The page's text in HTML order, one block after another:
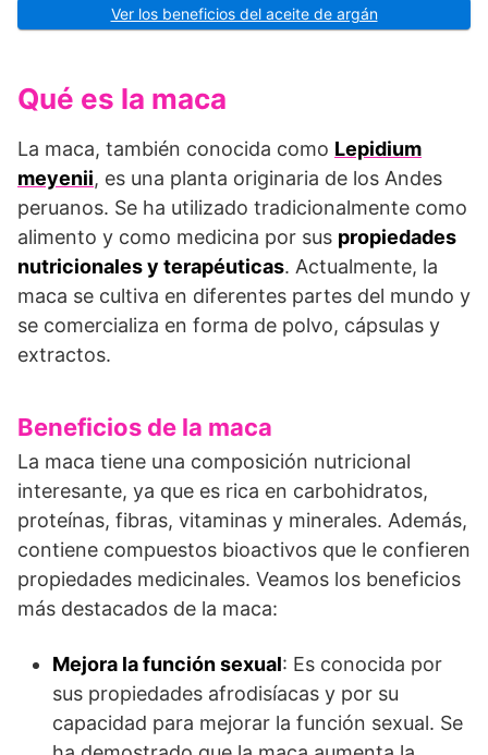
Ver los beneficios del aceite de argán
Qué es la maca
La maca, también conocida como Lepidium
meyenii, es una planta originaria de los Andes
peruanos. Se ha utilizado tradicionalmente como
alimento y como medicina por sus propiedades
nutricionales y terapéuticas. Actualmente, la
maca se cultiva en diferentes partes del mundo y
se comercializa en forma de polvo, cápsulas y
extractos.
Beneficios de la maca
La maca tiene una composición nutricional
interesante, ya que es rica en carbohidratos,
proteínas, fibras, vitaminas y minerales. Además,
contiene compuestos bioactivos que le confieren
propiedades medicinales. Veamos los beneficios
más destacados de la maca:
Mejora la función sexual: Es conocida por
sus propiedades afrodisíacas y por su
capacidad para mejorar la función sexual. Se